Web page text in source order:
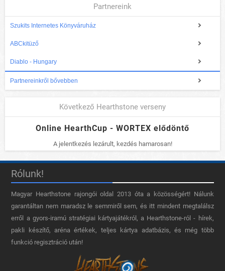
Partnereink
Szukits Internetes Könyváruház
ABCkitüző
Diablo - Hungary
Partnereinkről bővebben
Következő Hearthstone verseny
Online HearthCup - WORTEX elődöntő
A jelentkezés lezárult, kezdés hamarosan!
Rólunk!
Magyar Hearthstone​ rajongói oldal 2013 óta a közösségért! Nálunk
garantáltan nem maradsz le semmiről sem, és itt mindent megtalálsz
erről a gyors-iramú stratégiai kártyajátékról, a Hearthstone-ról - hírek,
pakli készítő, aréna értékek, teljes kártya adatbázis, és még több
funkció regisztráció után!